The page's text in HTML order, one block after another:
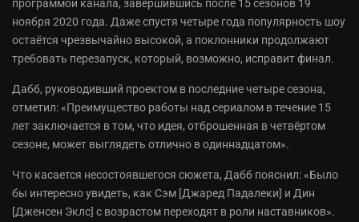
программой канала, завершившись после 15 сезонов 19
ноября 2020 года. Даже спустя четыре года популярность шоу
остаётся чрезвычайно высокой, а поклонники продолжают
требовать перезапуск, который, возможно, исправит финал.
Дабб, руководивший проектом в последние четыре сезона,
отметил: «Преимущество работы над сериалом в течение 15
лет заключается в том, что идея, отброшенная в четвёртом
сезоне, может выглядеть отлично в одиннадцатом».
Что касается несостоявшегося сюжета, Дабб пояснил: «Было
бы интересно увидеть, как Сэм [Джаред Падалеки] и Дин
[Дженсен Эклс] с возрастом переходят в роли наставников».